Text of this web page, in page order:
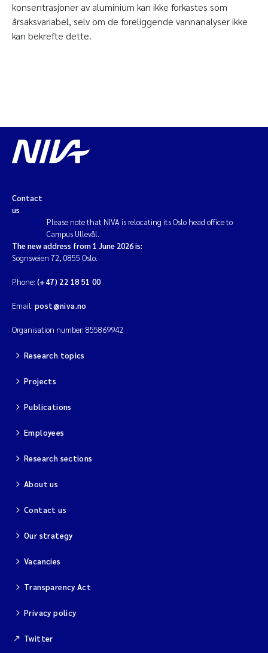
konsentrasjoner av aluminium kan ikke forkastes som
årsaksvariabel, selv om de foreliggende vannanalyser ikke
kan bekrefte dette.
Contact
us
Please note that NIVA is relocating its Oslo head office to
Campus Ullevål.
The new address from 1 June 2026 is:
Sognsveien 72, 0855 Oslo.
Phone: (+47) 22 18 51 00
Email: post@niva.no
Organisation number: 855869942
Research topics
Projects
Publications
Employees
Research sections
About us
Contact us
Our strategy
Vacancies
Transparency Act
Privacy policy
Twitter